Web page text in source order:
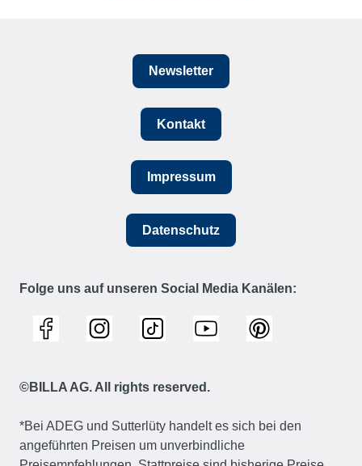
Newsletter
Kontakt
Impressum
Datenschutz
Folge uns auf unseren Social Media Kanälen:
©BILLA AG. All rights reserved.
*Bei ADEG und Sutterlüty handelt es sich bei den
angeführten Preisen um unverbindliche